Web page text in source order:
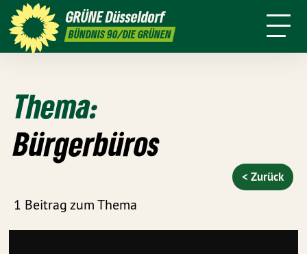
GRÜNEDüsseldorf
BÜNDNIS 90/DIE GRÜNEN
GRÜNFUNK Presse
Stadtbezirke Termine Mitmachen
Thema:
Bürgerbüros
1 Beitrag zum Thema
< Zurück